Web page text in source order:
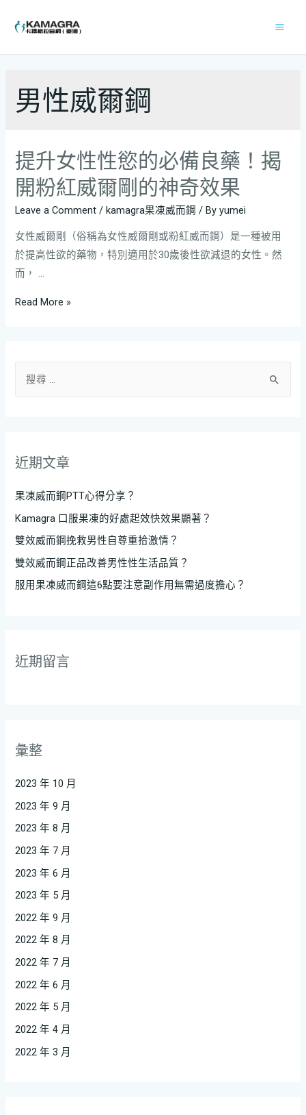
男性威爾鋼
提升女性性慾的必備良藥！揭
開粉紅威爾剛的神奇效果
Leave a Comment /kamagra果凍威而鋼 / Byyumei
女性威爾剛（俗稱為女性威爾剛或粉紅威而鋼）是一種被用
於提高性欲的藥物，特別適用於30歲後性欲減退的女性。然
而， …
Read More »
近期文章
果凍威而鋼PTT心得分享？
Kamagra 口服果凍的好處起效快效果顯著？
雙效威而鋼挽救男性自尊重拾激情？
雙效威而鋼正品改善男性性生活品質？
服用果凍威而鋼這6點要注意副作用無需過度擔心？
近期留言
彙整
2023 年 10 月
2023 年 9 月
2023 年 8 月
2023 年 7 月
2023 年 6 月
2023 年 5 月
2022 年 9 月
2022 年 8 月
2022 年 7 月
2022 年 6 月
2022 年 5 月
2022 年 4 月
2022 年 3 月